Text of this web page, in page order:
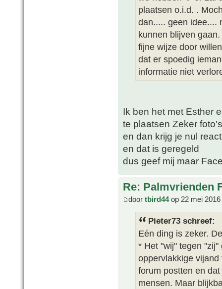
plaatsen o.i.d. .
dan..... geen idee....
kunnen blijven
fijne wijze door
dat er spoedig
informatie niet
Ik ben het met Esther
te plaatsen Zeker
en dan krijg je nul
en dat is geregeld
dus geef mij maar
Re: Palmvrienden
door tbird44op 22 mei 2016
Pieter73 schreef:
Eén ding is zeker.
* Het "wij" tegen
oppervlakkige
forum postten en
mensen. Maar